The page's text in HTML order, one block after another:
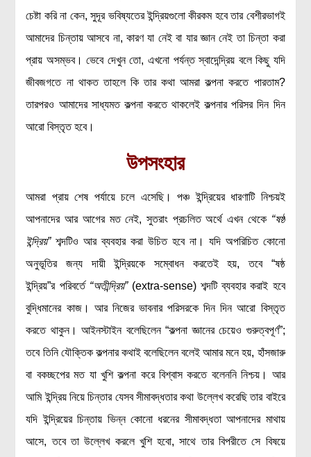
চেষ্টা করি না কেন, সুদূর ভবিষ্যতের ইন্দ্রিয়গুলো কীরকম হবে তার বেশীরভাগই
আমাদের চিন্তায় আসবে না, কারণ যা নেই বা যার জ্ঞান নেই তা চিন্তা করা
প্রায় অসম্ভব। ভেবে দেখুন তো, এখনো পর্যন্ত স্বাদেন্দ্রিয় বলে কিছু যদি
জীবজগতে না থাকত তাহলে কি তার কথা আমরা কল্পনা করতে পারতাম?
তারপরও আমাদের সাধ্যমত কল্পনা করতে থাকলেই কল্পনার পরিসর দিন দিন
আরো বিস্তৃত হবে।
উপসংহার
আমরা প্রায় শেষ পর্যায়ে চলে এসেছি। পঞ্চ ইন্দ্রিয়ের ধারণাটি নিশ্চয়ই
আপনাদের আর আগের মত নেই, সুতরাং প্রচলিত অর্থে এখন থেকে “ষষ্ঠ
ইন্দ্রিয়” শব্দটিও আর ব্যবহার করা উচিত হবে না। যদি অপরিচিত কোনো
অনুভূতির জন্য দায়ী ইন্দ্রিয়কে সম্বোধন করতেই হয়, তবে “ষষ্ঠ
ইন্দ্রিয়”র পরিবর্তে “অতীন্দ্রিয়”(extra-sense) শব্দটি ব্যবহার করাই হবে
বুদ্ধিমানের কাজ। আর নিজের ভাবনার পরিসরকে দিন দিন আরো বিস্তৃত
করতে থাকুন। আইনস্টাইন বলেছিলেন “কল্পনা জ্ঞানের চেয়েও গুরুত্বপূর্ণ”;
তবে তিনি যৌক্তিক কল্পনার কথাই বলেছিলেন বলেই আমার মনে হয়, হাঁসজারু
বা বকচ্ছপের মত যা খুশি কল্পনা করে বিশ্বাস করতে বলেননি নিশ্চয়। আর
আমি ইন্দ্রিয় নিয়ে চিন্তার যেসব সীমাবদ্ধতার কথা উল্লেখ করেছি তার বাইরে
যদি ইন্দ্রিয়ের চিন্তায় ভিন্ন কোনো ধরনের সীমাবদ্ধতা আপনাদের মাথায়
আসে, তবে তা উল্লেখ করলে খুশি হবো, সাথে তার বিপরীতে সে বিষয়ে